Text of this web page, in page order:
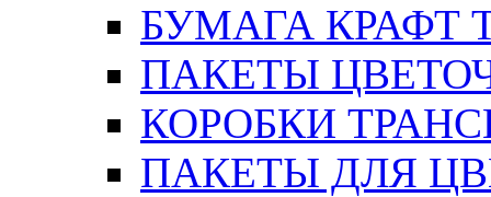
БУМАГА КРАФТ
ПАКЕТЫ
КОРОБКИ
ПАКЕТЫ ДЛЯ